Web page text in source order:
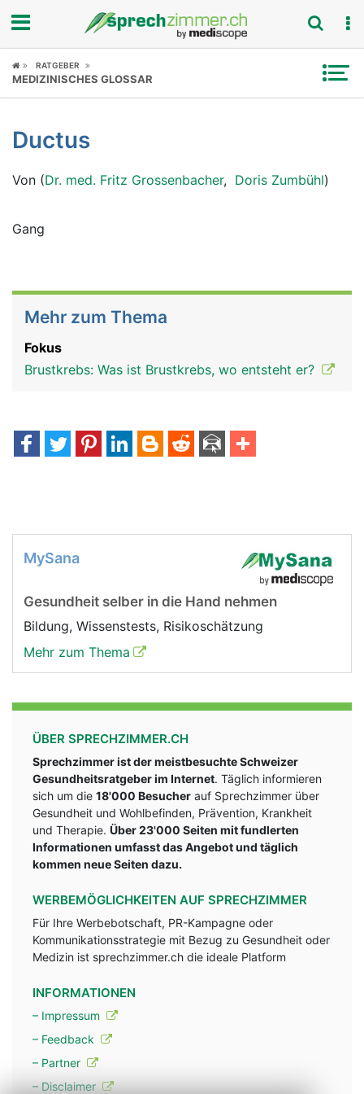
Fokus
Symptome
Untersuchungen
News
RATGEBER
MEDIZINISCHES GLOSSAR
Ductus
Von (Dr. med. Fritz Grossenbacher, Doris Zumbühl)
Gang
Mehr zum Thema
Fokus
Brustkrebs: Was ist Brustkrebs, wo entsteht er?
MySana
Gesundheit selber in die Hand nehmen
Bildung, Wissenstests, Risikoschätzung
Mehr zum Thema
ÜBER SPRECHZIMMER.CH
Sprechzimmer ist der meistbesuchte Schweizer
Gesundheitsratgeber im Internet. Täglich informieren
sich um die 18'000 Besucher auf Sprechzimmer über
Gesundheit und Wohlbefinden, Prävention, Krankheit
und Therapie. Über 23'000 Seiten mit fundlerten
Informationen umfasst das Angebot und täglich
kommen neue Seiten dazu.
WERBEMÖGLICHKEITEN AUF SPRECHZIMMER
Für Ihre Werbebotschaft, PR-Kampagne oder
Kommunikationsstrategie mit Bezug zu Gesundheit oder
Medizin ist sprechzimmer.ch die ideale Platform
INFORMATIONEN
– Impressum
– Feedback
– Partner
– Disclaimer